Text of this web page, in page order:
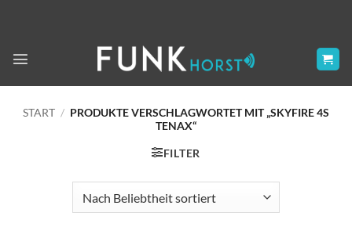
START / PRODUKTE VERSCHLAGWORTET MIT „SKYFIRE 4S
TENAX“
FILTER